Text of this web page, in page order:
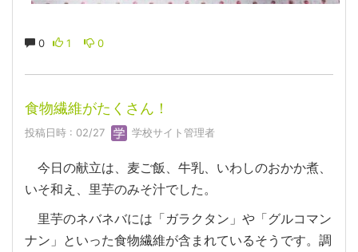
0 1 0
食物繊維がたくさん！
投稿日時 : 02/27 学校サイト管理者
今日の献立は、麦ご飯、牛乳、いわしのおかか煮、
いそ和え、里芋のみそ汁でした。
里芋のネバネバには「ガラクタン」や「グルコマン
ナン」といった食物繊維が含まれているそうです。調